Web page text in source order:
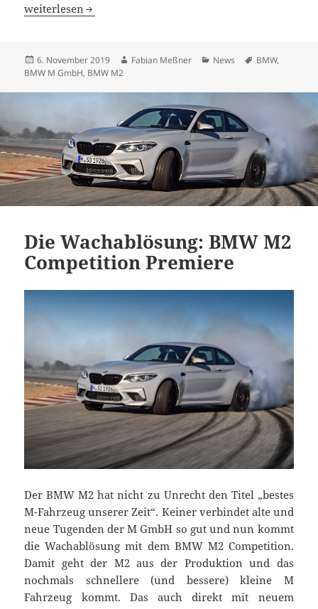
BMW M2 CS: exklusives und teures (Fahr-) Vergnügen
weiterlesen
Veröffentlicht
am
6. November 2019 Autor
Fabian Meßner Kategorien
News Schlagwörter
BMW,
BMW M GmbH, BMW M2
Die Wachablösung: BMW M2
Competition Premiere
Der BMW M2 hat nicht zu Unrecht den Titel „bestes
M-Fahrzeug unserer Zeit“. Keiner verbindet alte und
neue Tugenden der M GmbH so gut und nun kommt
die Wachablösung mit dem BMW M2 Competition.
Damit geht der M2 aus der Produktion und das
nochmals schnellere (und bessere) kleine M
Fahrzeug kommt. Das auch direkt mit neuem